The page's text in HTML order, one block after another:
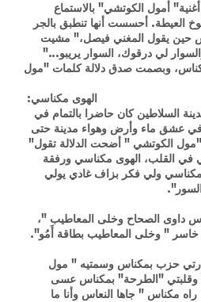
أمول الكوتشي" بالاستماع
العيطة. أحسست أنها تنطبق بالجر
حين يقول المغني فيصل،" مشيت
لي درقوك، السوار يريبو..."
وبصمت صدق دلالة كلمات "مول
الهوى مكناسي:
السلاطين كان حاضرا بالتمام في
في عشق ماء وأرض وهواء مدينة حتى
الكوتشي " أضحت الدلالة تقول"
في القلب، الهوى مكناسي ورفقة
ولي فكر بزاف غادي يولي
داوى الصحاح وخلى المعاطيب "،
" وخلى المعاطيب بطاقة أَمُو".
حزب بمكناس وسمتيه " مول
وقلبتي "الطرحة" بمكناس عسى
مكناس " جاها النعاس وأنا ما